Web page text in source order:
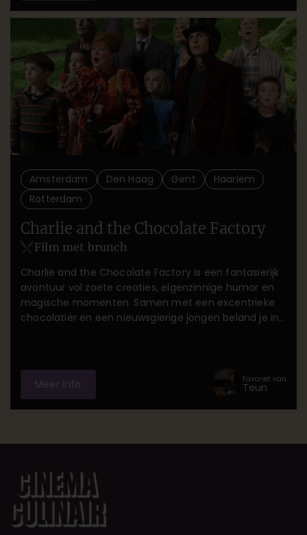
Amsterdam Den Haag Gent
Haarlem
Rotterdam
Charlie and the Chocolate Factory
Film met brunch
Charlie and the Chocolate Factory is een fantasierijk
avontuur vol zoete creaties, eigenzinnige humor en
magische momenten. Samen met een excentrieke
chocolatier en een nieuwsgierige jongen beland je in
een visueel feest dat prikkelt, verwondert en je even
Meer info Favoriet van
Teun